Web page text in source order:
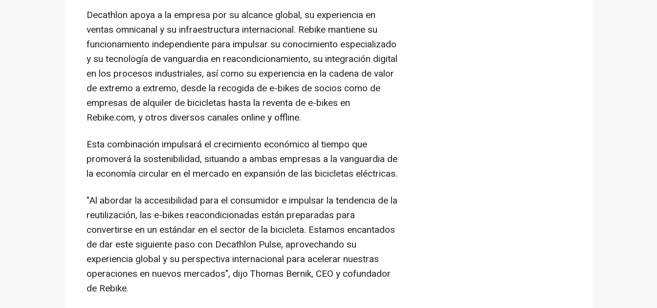
Decathlon apoya a la empresa por su alcance global, su experiencia en
ventas omnicanal y su infraestructura internacional. Rebike mantiene su
funcionamiento independiente para impulsar su conocimiento especializado
y su tecnología de vanguardia en reacondicionamiento, su integración digital
en los procesos industriales, así como su experiencia en la cadena de valor
de extremo a extremo, desde la recogida de e-bikes de socios como de
empresas de alquiler de bicicletas hasta la reventa de e-bikes en
Rebike.com, y otros diversos canales online y offline.
Esta combinación impulsará el crecimiento económico al tiempo que
promoverá la sostenibilidad, situando a ambas empresas a la vanguardia de
la economía circular en el mercado en expansión de las bicicletas eléctricas.
"Al abordar la accesibilidad para el consumidor e impulsar la tendencia de la
reutilización, las e-bikes reacondicionadas están preparadas para
convertirse en un estándar en el sector de la bicicleta. Estamos encantados
de dar este siguiente paso con Decathlon Pulse, aprovechando su
experiencia global y su perspectiva internacional para acelerar nuestras
operaciones en nuevos mercados", dijo Thomas Bernik, CEO y cofundador
de Rebike.